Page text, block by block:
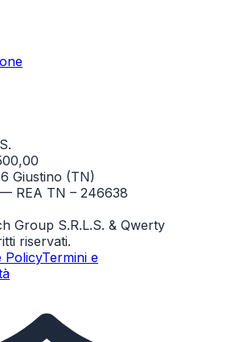
Giustino (TN)
REA TN – 246638
Group S.R.L.S. & Qwerty
riservati.
PolicyTermini e